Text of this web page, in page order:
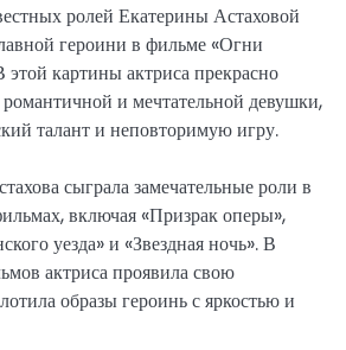
ролей Екатерины Астаховой
героини в фильме «Огни
этой картины актриса прекрасно
и мечтательной девушки,
талант и неповторимую игру.
сыграла замечательные роли в
включая «Призрак оперы»,
уезда» и «Звездная ночь». В
актриса проявила свою
образы героинь с яркостью и